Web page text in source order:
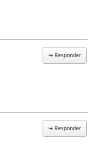
↪ Responder
↪ Responder